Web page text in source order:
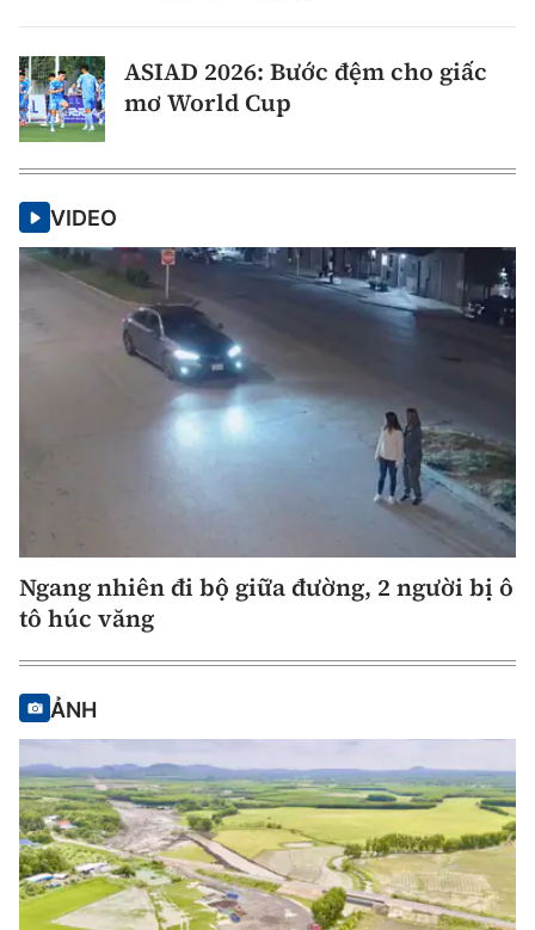
ASIAD 2026: Bước đệm cho giấc
mơ World Cup
VIDEO
Ngang nhiên đi bộ giữa đường, 2 người bị ô
tô húc văng
ẢNH